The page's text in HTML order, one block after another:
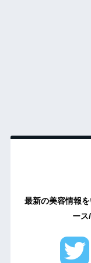
最新の美容情報
ース